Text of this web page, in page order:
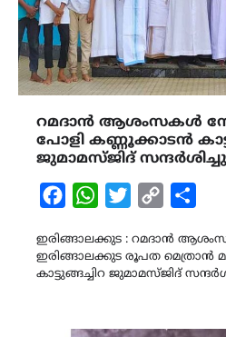
റമദാൻ ആശംസകൾ
പോളി കണ്ണൂക്കാടൻ
ജുമാമസ്ജിദ് സന്ദർശിച്ചു
FacebookWhatsAppTwitterCopy
ഇരിങ്ങാലക്കുട : റമദാൻ
ഇരിങ്ങാലക്കുട രൂപത മെത്രാൻ
കാട്ടുങ്ങച്ചിറ ജുമാമസ്ജിദ്